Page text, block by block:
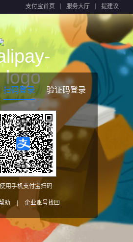
支付宝首页 服务大厅 提建议
扫码登录 验证码登录
用手机支付宝扫码
助 | 企业账号找回